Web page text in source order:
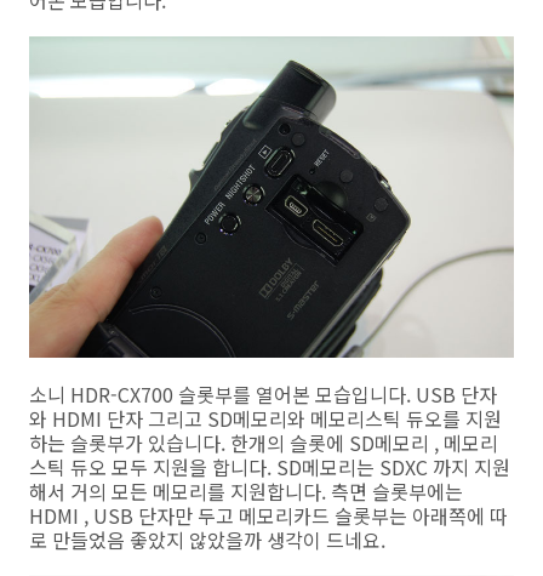
소니 HDR-CX700 슬롯부를 열어본 모습입니다. USB 단자
와 HDMI 단자 그리고 SD메모리와 메모리스틱 듀오를 지원
하는 슬롯부가 있습니다. 한개의 슬롯에 SD메모리 , 메모리
스틱 듀오 모두 지원을 합니다. SD메모리는 SDXC 까지 지원
해서 거의 모든 메모리를 지원합니다. 측면 슬롯부에는
HDMI , USB 단자만 두고 메모리카드 슬롯부는 아래쪽에 따
로 만들었음 좋았지 않았을까 생각이 드네요.